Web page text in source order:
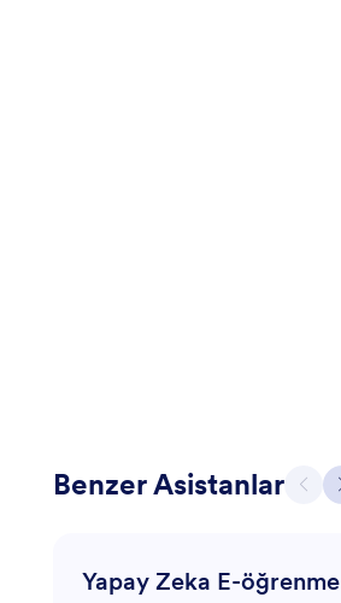
Benzer Asistanlar
Yapay Zeka E-öğrenme